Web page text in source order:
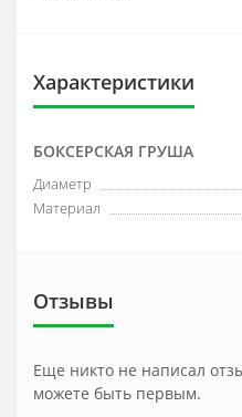
Характеристики
БОКСЕРСКАЯ ГРУША
Диаметр
Материал
Отзывы
Еще никто не написал
можете быть первым.